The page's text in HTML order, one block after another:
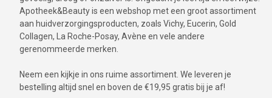
Apotheek&Beauty is een webshop met een groot assortiment
aan huidverzorgingsproducten, zoals Vichy, Eucerin, Gold
Collagen, La Roche-Posay, Avène en vele andere
gerenommeerde merken.
Neem een kijkje in ons ruime assortiment. We leveren je
bestelling altijd snel en boven de €19,95 gratis bij je af!